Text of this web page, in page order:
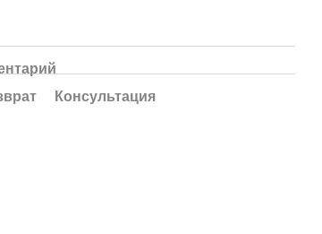
Консультация